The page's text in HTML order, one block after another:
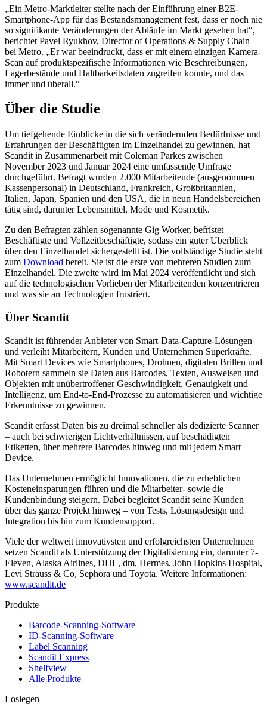
„Ein Metro-Marktleiter stellte nach der Einführung einer B2E-
Smartphone-App für das Bestandsmanagement fest, dass er noch nie
so signifikante Veränderungen der Abläufe im Markt gesehen hat“,
berichtet Pavel Ryukhov, Director of Operations & Supply Chain
bei Metro. „Er war beeindruckt, dass er mit einem einzigen Kamera-
Scan auf produktspezifische Informationen wie Beschreibungen,
Lagerbestände und Haltbarkeitsdaten zugreifen konnte, und das
immer und überall.“
Über die Studie
Um tiefgehende Einblicke in die sich verändernden Bedürfnisse und
Erfahrungen der Beschäftigten im Einzelhandel zu gewinnen, hat
Scandit in Zusammenarbeit mit Coleman Parkes zwischen
November 2023 und Januar 2024 eine umfassende Umfrage
durchgeführt. Befragt wurden 2.000 Mitarbeitende (ausgenommen
Kassenpersonal) in Deutschland, Frankreich, Großbritannien,
Italien, Japan, Spanien und den USA, die in neun Handelsbereichen
tätig sind, darunter Lebensmittel, Mode und Kosmetik.
Zu den Befragten zählen sogenannte Gig Worker, befristet
Beschäftigte und Vollzeitbeschäftigte, sodass ein guter Überblick
über den Einzelhandel sichergestellt ist. Die vollständige Studie steht
zum Download bereit. Sie ist die erste von mehreren Studien zum
Einzelhandel. Die zweite wird im Mai 2024 veröffentlicht und sich
auf die technologischen Vorlieben der Mitarbeitenden konzentrieren
und was sie an Technologien frustriert.
Über Scandit
Scandit ist führender Anbieter von Smart-Data-Capture-Lösungen
und verleiht Mitarbeitern, Kunden und Unternehmen Superkräfte.
Mit Smart Devices wie Smartphones, Drohnen, digitalen Brillen und
Robotern sammeln sie Daten aus Barcodes, Texten, Ausweisen und
Objekten mit unübertroffener Geschwindigkeit, Genauigkeit und
Intelligenz, um End-to-End-Prozesse zu automatisieren und wichtige
Erkenntnisse zu gewinnen.
Scandit erfasst Daten bis zu dreimal schneller als dedizierte Scanner
– auch bei schwierigen Lichtverhältnissen, auf beschädigten
Etiketten, über mehrere Barcodes hinweg und mit jedem Smart
Device.
Das Unternehmen ermöglicht Innovationen, die zu erheblichen
Kosteneinsparungen führen und die Mitarbeiter- sowie die
Kundenbindung steigern. Dabei begleitet Scandit seine Kunden
über das ganze Projekt hinweg – von Tests, Lösungsdesign und
Integration bis hin zum Kundensupport.
Viele der weltweit innovativsten und erfolgreichsten Unternehmen
setzen Scandit als Unterstützung der Digitalisierung ein, darunter 7-
Eleven, Alaska Airlines, DHL, dm, Hermes, John Hopkins Hospital,
Levi Strauss & Co, Sephora und Toyota. Weitere Informationen:
www.scandit.de
Produkte
Barcode-Scanning-Software
ID-Scanning-Software
Label Scanning
Scandit Express
Shelfview
Alle Produkte
Loslegen